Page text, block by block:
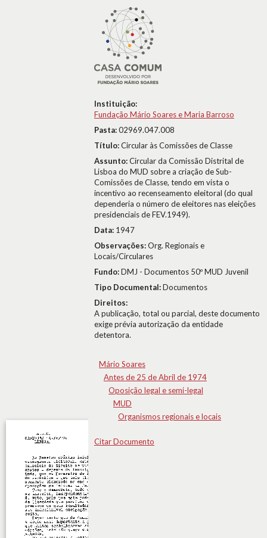
Instituição:
Fundação Mário Soares e Maria Barroso
Pasta:02969.047.008
Título:Circular às Comissões de Classe
Assunto:Circular da Comissão Distrital de
Lisboa do MUD sobre a criação de Sub-
Comissões de Classe, tendo em vista o
incentivo ao recenseamento eleitoral (do qual
dependeria o número de eleitores nas eleições
presidenciais de FEV.1949).
Data: 1947
Observações:Org. Regionais e
Locais/Circulares
Fundo:DMJ - Documentos 50º MUD Juvenil
Tipo Documental:Documentos
Direitos:
A publicação, total ou parcial, deste documento
exige prévia autorização da entidade
detentora.
Mário Soares
Antes de 25 de Abril de 1974
Oposição legal e semi-legal
MUD
Organismos regionais e locais
Citar Documento